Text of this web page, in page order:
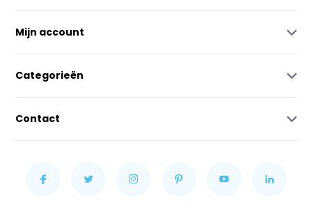
Mijn account
Categorieën
Contact